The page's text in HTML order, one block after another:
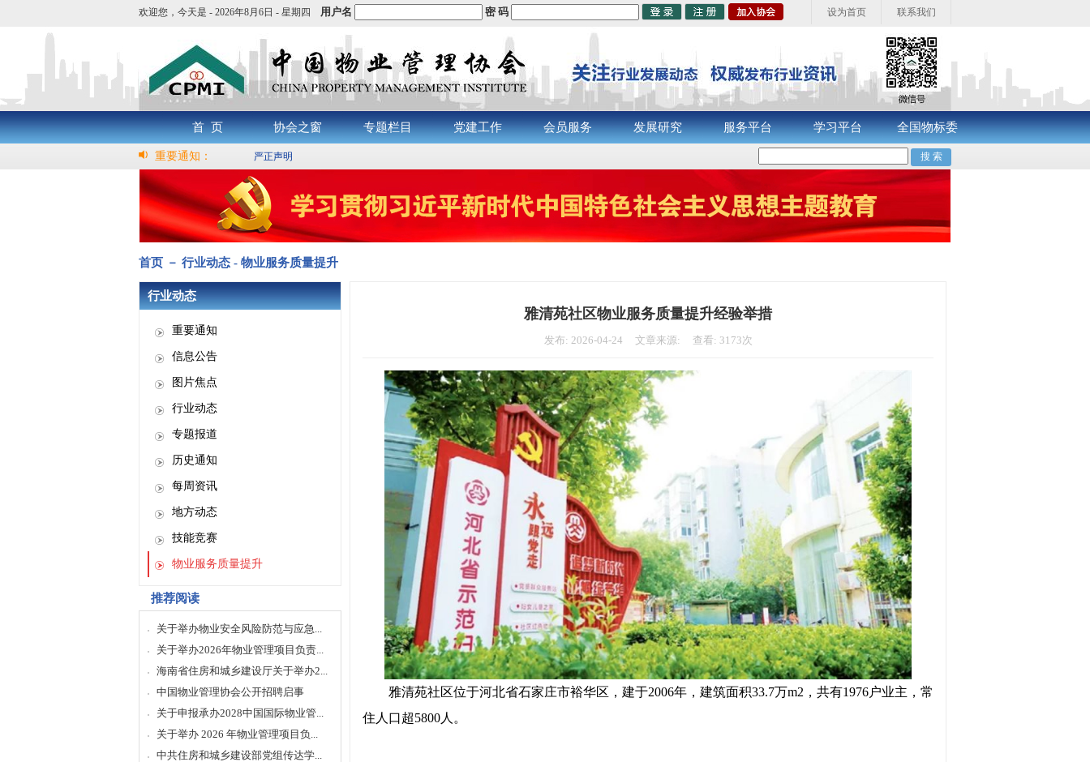
欢迎您， 今天是 - 2026年8月6日 - 星期四 用户名 密 码 联系我们
设为首页
首 页 协会之窗 专题栏目 党建工作 会员服务 发展研究 服务平台 学习平台 全国物标委
重要通知： 严正声明
首页 － 行业动态 - 物业服务质量提升
行业动态
重要通知
信息公告
图片焦点
行业动态
专题报道
历史通知
每周资讯
地方动态
技能竞赛
物业服务质量提升
推荐阅读
关于举办物业安全风险防范与应急...
关于举办2026年物业管理项目负责...
海南省住房和城乡建设厅关于举办2...
中国物业管理协会公开招聘启事
关于申报承办2028中国国际物业管...
关于举办 2026 年物业管理项目负...
中共住房和城乡建设部党组传达学...
雅清苑社区物业服务质量提升经验举措
发布: 2026-04-24 文章来源: 查看: 3173次
雅清苑社区位于河北省石家庄市裕华区，建于2006年，建筑面积33.7万m2，共有1976户业主，常
住人口超5800人。